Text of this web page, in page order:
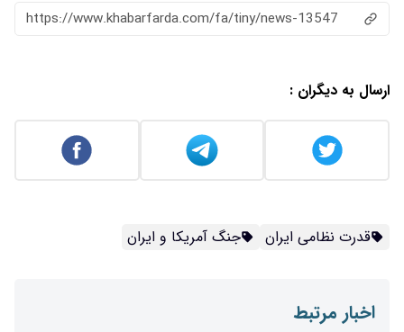
https://www.khabarfarda.com/fa/tiny/news-13547
ارسال به دیگران :
قدرت نظامی ایران جنگ آمریکا و ایران
اخبار مرتبط